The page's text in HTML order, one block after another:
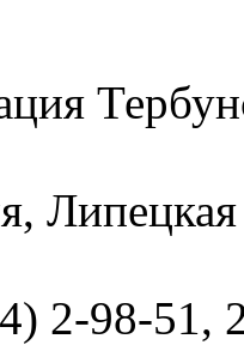
2-98-51,